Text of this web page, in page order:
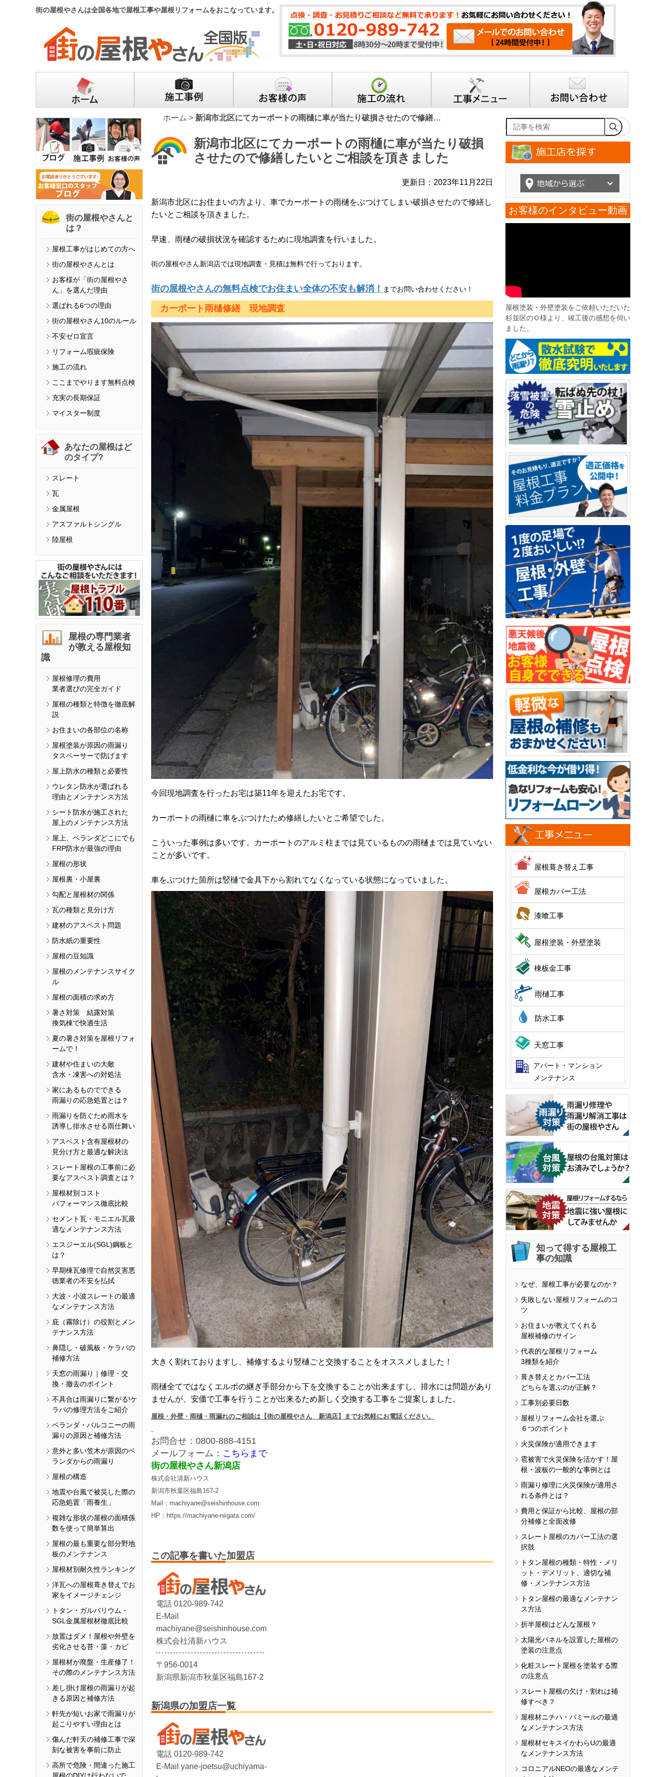
街の屋根やさんは全国各地で屋根工事や屋根リフォームをおこなっています。
街の屋根やさんと
は？
屋根工事がはじめての方へ
街の屋根やさんとは
お客様が「街の屋根やさ
ん」を選んだ理由
選ばれる6つの理由
街の屋根やさん10のルール
不安ゼロ宣言
リフォーム瑕疵保険
施工の流れ
ここまでやります無料点検
充実の長期保証
マイスター制度
あなたの屋根はど
のタイプ?
スレート
瓦
金属屋根
アスファルトシングル
陸屋根
屋根の専門業者
が教える屋根知
識
屋根修理の費用
業者選びの完全ガイド
屋根の種類と特徴を徹底解
説
お住まいの各部位の名称
屋根塗装が原因の雨漏り
タスペーサーで防げます
屋上防水の種類と必要性
ウレタン防水が選ばれる
理由とメンテナンス方法
シート防水が施工された
屋上のメンテナンス方法
屋上、ベランダどこにでも
FRP防水が最強の理由
屋根の形状
屋根裏・小屋裏
勾配と屋根材の関係
瓦の種類と見分け方
建材のアスベスト問題
防水紙の重要性
屋根の豆知識
屋根のメンテナンスサイク
ル
屋根の面積の求め方
暑さ対策 結露対策
換気棟で快適生活
夏の暑さ対策を屋根リフォ
ームで！
建材や住まいの大敵
含水・凍害への対処法
家にあるものでできる
雨漏りの応急処置とは？
雨漏りを防ぐため雨水を
誘導し排水させる雨仕舞い
アスベスト含有屋根材の
見分け方と最適な解決法
スレート屋根の工事前に必
要なアスベスト調査とは？
屋根材別コスト
パフォーマンス徹底比較
セメント瓦・モニエル瓦最
適なメンテナンス方法
エスジーエル(SGL)鋼板と
は？
早期棟瓦修理で自然災害悪
徳業者の不安を払拭
大波・小波スレートの最適
なメンテナンス方法
庇（霧除け）の役割とメン
テナンス方法
鼻隠し・破風板・ケラバの
補修方法
天窓の雨漏り｜修理・交
換・撤去のポイント
不具合は雨漏りに繋がる!ケ
ラバの修理方法をご紹介
ベランダ・バルコニーの雨
漏りの原因と補修方法
意外と多い笠木が原因のベ
ランダからの雨漏り
屋根の構造
地震や台風で被災した際の
応急処置「雨養生」
複雑な形状の屋根の面積係
数を使って簡単算出
屋根の最も重要な部分野地
板のメンテナンス
屋根材別耐久性ランキング
洋瓦への屋根葺き替えでお
家をイメージチェンジ
トタン・ガルバリウム・
SGL金属屋根材徹底比較
放置はダメ！屋根や外壁を
劣化させる苔・藻・カビ
屋根材が廃盤・生産修了！
その際のメンテナンス方法
差し掛け屋根の雨漏りが起
きる原因と補修方法
軒先が短いお家で雨漏りが
起こりやすい理由とは
傷んだ軒天の補修工事で深
刻な被害を事前に防止
高所で危険・間違った施工
屋根のDIYは行わないで
ホーム > 新潟市北区にてカーポートの雨樋に車が当たり破損させたので修繕…
新潟市北区にてカーポートの雨樋に車が当たり破損
させたので修繕したいとご相談を頂きました
更新日：2023年11月22日
新潟市北区にお住まいの方より、車でカーポートの雨樋をぶつけてしまい破損させたので修繕し
たいとご相談を頂きました。
早速、雨樋の破損状況を確認するために現地調査を行いました。
街の屋根やさん新潟店では現地調査・見積は無料で行っております。
街の屋根やさんの無料点検でお住まい全体の不安も解消！ までお問い合わせください！
カーポート雨樋修繕 現地調査
今回現地調査を行ったお宅は築11年を迎えたお宅です。
カーポートの雨樋に車をぶつけたため修繕したいとご希望でした。
こういった事例は多いです。カーポートのアルミ柱までは見ているものの雨樋までは見ていない
ことが多いです。
車をぶつけた箇所は竪樋で金具下から割れてなくなっている状態になっていました。
大きく割れておりますし、補修するより竪樋ごと交換することをオススメしました！
雨樋全てではなくエルボの継ぎ手部分から下を交換することが出来ますし、排水には問題があり
ませんが、安価で工事を行うことが出来るため新しく交換する工事をご提案しました。
屋根・外壁・雨樋・雨漏れのご相談は【街の屋根やさん 新潟店】までお気軽にお電話ください。
お問合せ：0800-888-4151
メールフォーム： こちらまで
街の屋根やさん新潟店
株式会社清新ハウス
新潟市秋葉区福島167-2
Mail：machiyane@seishinhouse.com
HP：https://machiyane-niigata.com/
この記事を書いた加盟店
電話 0120-989-742
E-Mail
machiyane@seishinhouse.com
株式会社清新ハウス
〒956-0014
新潟県新潟市秋葉区福島167-2
新潟県の加盟店一覧
電話 0120-989-742
E-Mail yane-joetsu@uchiyama-
記事を検索
お客様のインタビュー動画
屋根塗装・外壁塗装をご依頼いただいた
杉並区のＯ様より、竣工後の感想を伺い
ました。
屋根葺き替え工事
屋根カバー工法
漆喰工事
屋根塗装・外壁塗装
棟板金工事
雨樋工事
防水工事
天窓工事
アパート・マンション
メンテナンス
知って得する屋根工
事の知識
なぜ、屋根工事が必要なのか？
失敗しない屋根リフォームのコ
ツ
お住まいが教えてくれる
屋根補修のサイン
代表的な屋根リフォーム
3種類を紹介
葺き替えとカバー工法
どちらを選ぶのが正解？
工事別必要日数
屋根リフォーム会社を選ぶ
６つのポイント
火災保険が適用できます
雹被害で火災保険を活かす！屋
根・波板の一般的な事例とは
雨漏り修理に火災保険が適用さ
れる条件とは？
費用と保証から比較、屋根の部
分補修と全面改修
スレート屋根のカバー工法の選
択肢
トタン屋根の種類・特性・メリ
ット・デメリット、適切な補
修・メンテナンス方法
トタン屋根の最適なメンテナン
ス方法
折半屋根はどんな屋根？
太陽光パネルを設置した屋根の
塗装の注意点
化粧スレート屋根を塗装する際
の注意点
スレート屋根の欠け・割れは補
修すべき？
屋根材ニチハ・パミールの最適
なメンテナンス方法
屋根材セキスイかわらUの最適
なメンテナンス方法
コロニアルNEOの最適なメンテ